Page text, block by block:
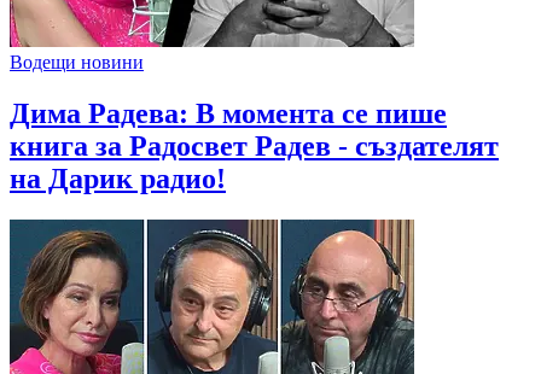
Водещи новини
Дима Радева: В момента се пише
книга за Радосвет Радев - създателят
на Дарик радио!